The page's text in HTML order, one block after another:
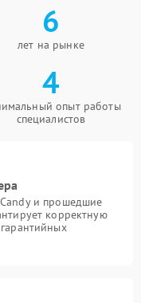
6
лет на рынке
4
опыт работы
специалистов
и прошедшие
корректную